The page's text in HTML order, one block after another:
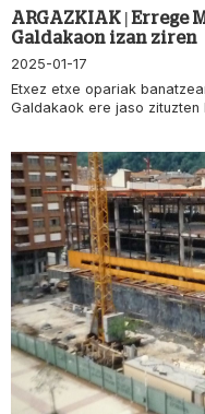
ARGAZKIAK | Errege
Galdakaon izan ziren
2025-01-17
Etxez etxe opariak
Galdakaok ere jaso zituzten